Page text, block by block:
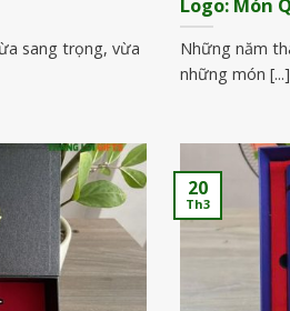
sang trọng, vừa
Logo: Món
Những năm
những món [...]
20
Th3